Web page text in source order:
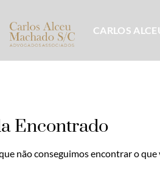
CARLOS
Encontrado
não conseguimos encontrar o